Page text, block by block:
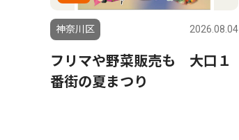
神奈川区 2026.08.04
フリマや野菜販売も 大口１
番街の夏まつり